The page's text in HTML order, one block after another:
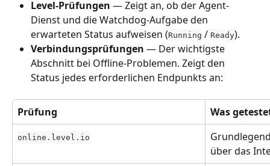
Level-Prüfungen — Zeigt an, ob der Agent-
Dienst und die Watchdog-Aufgabe den
erwarteten Status aufweisen (Running / Ready).
Verbindungsprüfungen — Der wichtigste
Abschnitt bei Offline-Problemen. Zeigt den
Status jedes erforderlichen Endpunkts an:
Prüfung Was
online.level.io
über das